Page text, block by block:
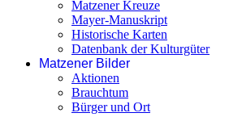
Matzener Kreuze
Mayer-Manuskript
Historische Karten
Datenbank der Kulturgüter
Matzener Bilder
Aktionen
Brauchtum
Bürger und Ort